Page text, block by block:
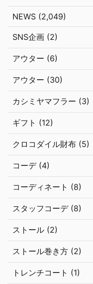
NEWS (2,049)
SNS企画 (2)
アウター (6)
アウター (30)
カシミヤマフラー (3)
ギフト (12)
クロコダイル財布 (5)
コーデ (4)
コーディネート (8)
スタッフコーデ (8)
ストール (2)
ストール巻き方 (2)
トレンチコート (1)